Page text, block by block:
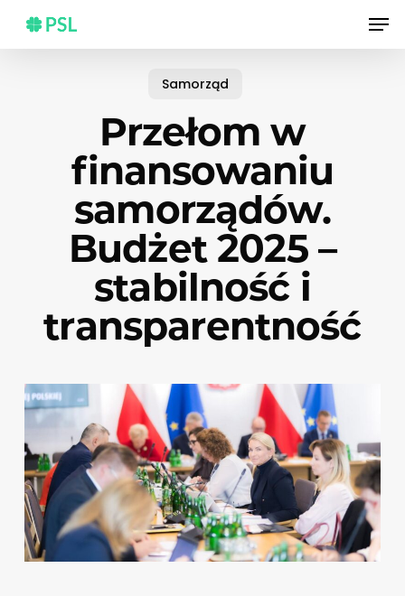
main
Samorząd
Przełom w
finansowaniu
samorządów.
Budżet 2025 –
stabilność i
transparentność